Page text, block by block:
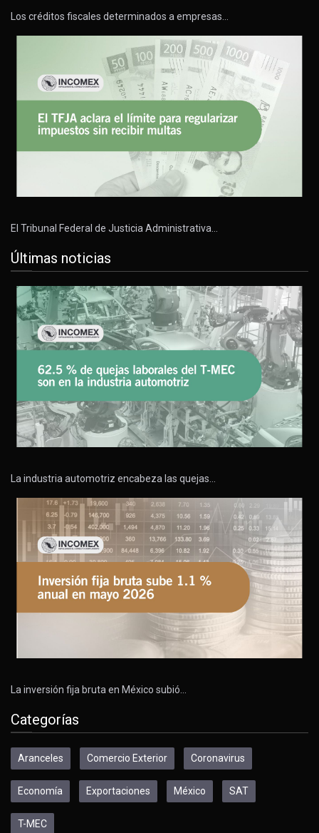
Los créditos fiscales determinados a empresas…
El Tribunal Federal de Justicia Administrativa…
Últimas noticias
La industria automotriz encabeza las quejas…
La inversión fija bruta en México subió…
Categorías
Aranceles Comercio Exterior Coronavirus
Economía Exportaciones México SAT
T-MEC